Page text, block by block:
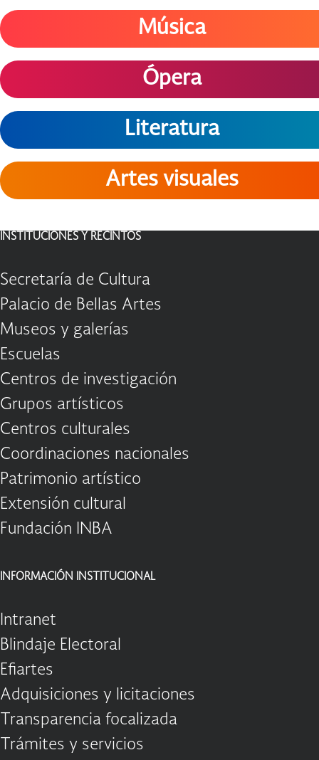
Música
Ópera
Literatura
Artes visuales
INSTITUCIONES Y RECINTOS
Secretaría de Cultura
Palacio de Bellas Artes
Museos y galerías
Escuelas
Centros de investigación
Grupos artísticos
Centros culturales
Coordinaciones nacionales
Patrimonio artístico
Extensión cultural
Fundación INBA
INFORMACIÓN INSTITUCIONAL
Intranet
Blindaje Electoral
Efiartes
Adquisiciones y licitaciones
Transparencia focalizada
Trámites y servicios